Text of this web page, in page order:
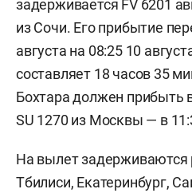
задерживается FV 6201
из Сочи. Его прибытие
августа на 08:25 10
составляет 18 часов 35
Бохтара должен прибыть
SU 1270 из Москвы — в
На вылет задерживаются
Тбилиси, Екатеринбург,